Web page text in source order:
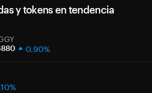
y tokens en tendencia
0.90%
mercado